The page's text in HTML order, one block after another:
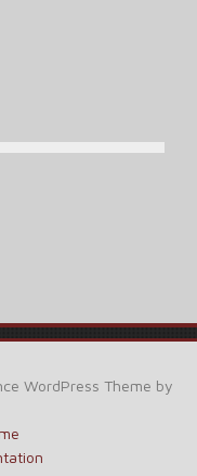
WordPress Theme by